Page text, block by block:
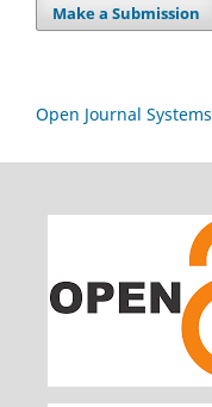
Make a Submission
Open Journal Systems